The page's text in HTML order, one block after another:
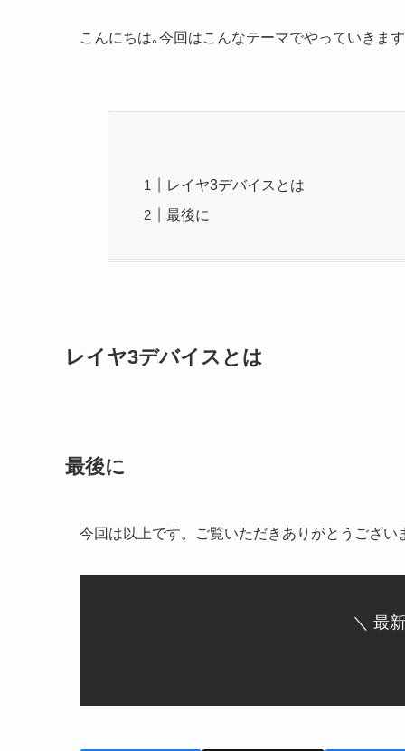
こんにちは｡今回はこんなテーマでやっていきま
レイヤ3デバイスとは
最後に
レイヤ3デバイスとは
最後に
今回は以上です。ご覧いただきありがとうござい
＼ 最